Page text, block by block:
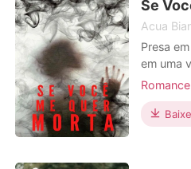
mês que
Se
Acua
Presa
em uma
dia em
que ela
Romance